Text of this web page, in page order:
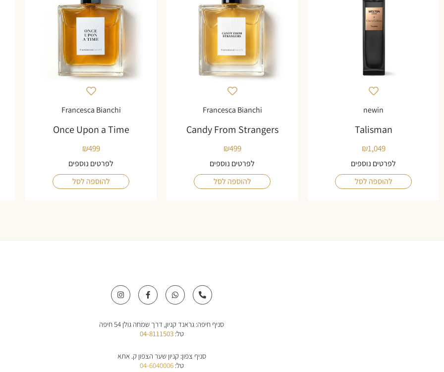
newin
Talisman
₪1,049
לפרטים נוספים
להוספה לסל
Francesca Bianchi
Candy From Strangers
₪499
לפרטים נוספים
להוספה לסל
Francesca Bianchi
Once Upon a Time
₪499
לפרטים נוספים
להוספה לסל
P
h
o
-
W
h
a
a
p
F
a
c
o
o
f
I
n
s
g סניף חיפה: גראנד קניון, דרך שמחה גולן 54 חיפה
טל:04-8111503
סניף צפון: קניון שער הצפון ק. אתא
טל:04-6040006